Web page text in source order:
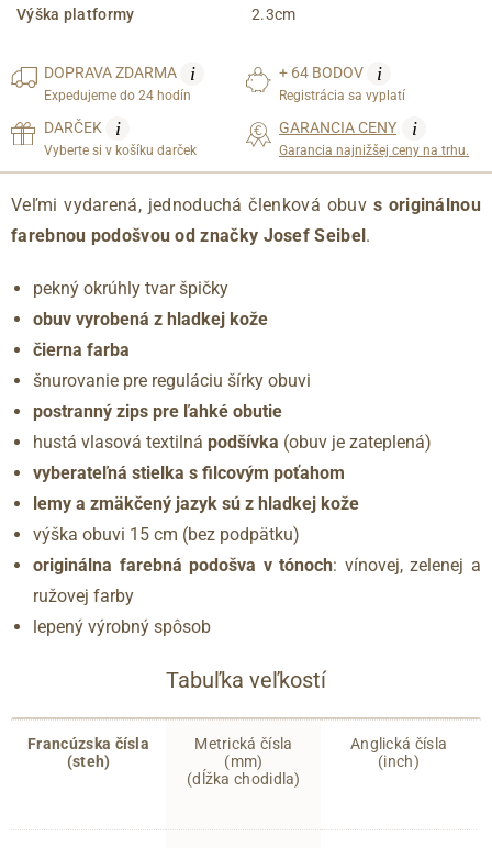
Výška platformy 2.3cm
DOPRAVAZDARMA i
Expedujeme do 24 hodín
+ 64 BODOV i
Registrácia sa vyplatí
DARČEK i
Vyberte si v košíku darček
GARANCIA CENY i
Garancia najnižšej ceny na trhu.
Veľmi vydarená, jednoduchá členková obuvs originálnou
farebnou podošvou od značky Josef Seibel.
pekný okrúhly tvar špičky
obuv vyrobená z hladkej kože
čierna farba
šnurovanie pre reguláciu šírky obuvi
postranný zips pre ľahké obutie
hustá vlasová textilná podšívka (obuv je zateplená)
vyberateľná stielka s filcovým poťahom
lemy a zmäkčený jazyk sú z hladkej kože
výška obuvi 15 cm (bez podpätku)
originálna farebná podošva v tónoch: vínovej, zelenej a
ružovej farby
lepený výrobný spôsob
Tabuľka veľkostí
Francúzska čísla
(steh)
Metrická čísla
(mm)
(dĺžka chodidla)
Anglická čísla
(inch)